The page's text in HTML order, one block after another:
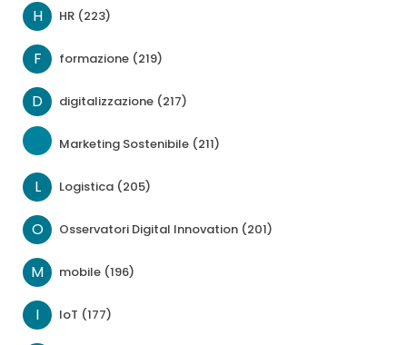
H HR (223)
F formazione (219)
D digitalizzazione (217)
Marketing Sostenibile (211)
L Logistica (205)
O Osservatori Digital Innovation (201)
M mobile (196)
I IoT (177)